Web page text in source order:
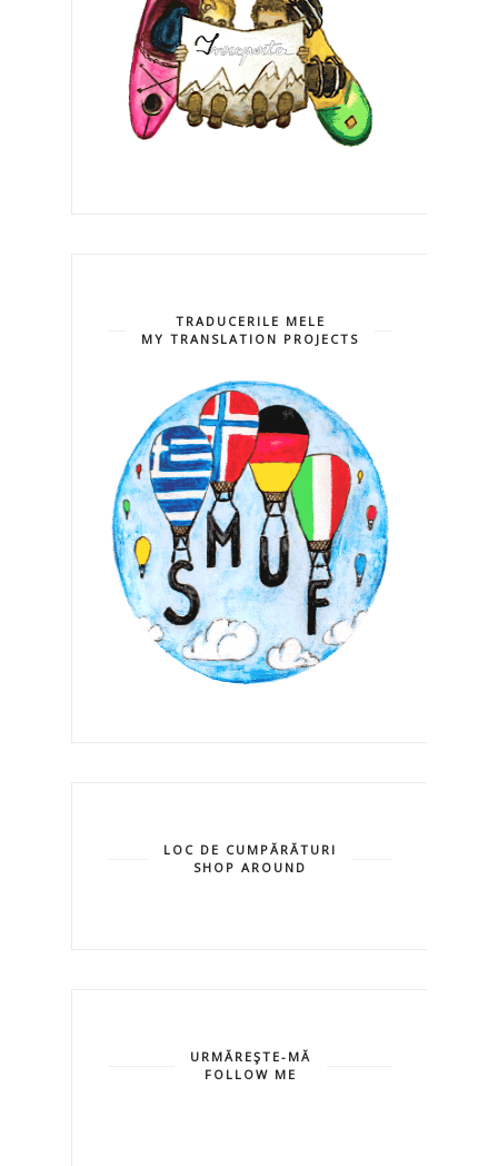
TRADUCERILE MELE
MY TRANSLATION PROJECTS
LOC DE CUMPĂRĂTURI
SHOP AROUND
URMĂREŞTE-MĂ
FOLLOW ME